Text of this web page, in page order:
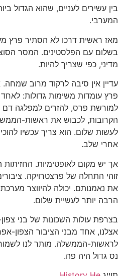
בין עשירים לעניים, שהוא הגדול
המערבי.
מאז ראשית דרכו לא הסתיר פרץ
בשלום עם הפלסטינים. המסר
מדיני, כפי שצריך להיות.
עדיין אין סיבה לרקוד מרוב שמחה.
פרץ עומדות משימות גדולות:
למורשת פרס, להזרים למפלגה
הקרובות, לכבוש את ראשות-
לעשות שלום. הוא צריך עכשיו
אחרי שלב.
אך יש מקום לאופטימיות. החזיתות
זוהי התחלה של פרצטרויקה.
את נאמנותם. יכולה להיווצר
הרבה יותר לעשיית שלום.
בצרפת עולות השכונות של בני
אצלנו, אחד מבני הציבור הצפון-
לראשות-הממשלה. מותר לנו
נס גדול היה פה.